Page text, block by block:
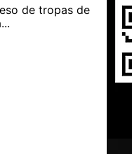
de tropas de